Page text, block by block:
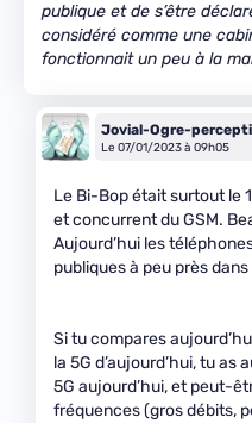
publique et de s’être
considéré comme une
fonctionnait un peu à la
Jovial-Ogre-
Le 07/01/2023 à 09h05
Le Bi-Bop était surtout le
et concurrent du GSM.
Aujourd’hui les
publiques à peu près
Si tu compares
la 5G d’aujourd’hui, tu
5G aujourd’hui, et peut-
fréquences (gros débits,